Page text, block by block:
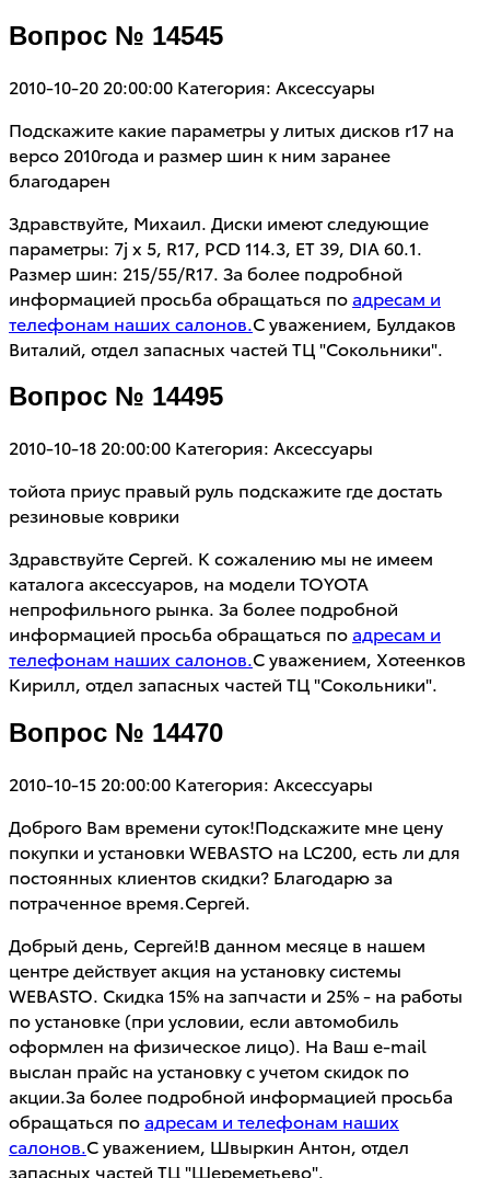
Вопрос № 14545
2010-10-20 20:00:00 Категория: Аксессуары
Подскажите какие параметры у литых дисков r17 на
версо 2010года и размер шин к ним заранее
благодарен
Здравствуйте, Михаил. Диски имеют следующие
параметры: 7j x 5, R17, PCD 114.3, ET 39, DIA 60.1.
Размер шин: 215/55/R17. За более подробной
информацией просьба обращаться по адресам и
телефонам наших салонов. С уважением, Булдаков
Виталий, отдел запасных частей ТЦ "Сокольники".
Вопрос № 14495
2010-10-18 20:00:00 Категория: Аксессуары
тойота приус правый руль подскажите где достать
резиновые коврики
Здравствуйте Сергей. К сожалению мы не имеем
каталога аксессуаров, на модели TOYOTA
непрофильного рынка. За более подробной
информацией просьба обращаться по адресам и
телефонам наших салонов.С уважением, Хотеенков
Кирилл, отдел запасных частей ТЦ "Сокольники".
Вопрос № 14470
2010-10-15 20:00:00 Категория: Аксессуары
Доброго Вам времени суток!Подскажите мне цену
покупки и установки WEBASTO на LC200, есть ли для
постоянных клиентов скидки? Благодарю за
потраченное время.Сергей.
Добрый день, Сергей!В данном месяце в нашем
центре действует акция на установку системы
WEBASTO. Скидка 15% на запчасти и 25% - на работы
по установке (при условии, если автомобиль
оформлен на физическое лицо). На Ваш e-mail
выслан прайс на установку с учетом скидок по
акции.За более подробной информацией просьба
обращаться по адресам и телефонам наших
салонов.С уважением, Швыркин Антон, отдел
запасных частей ТЦ "Шереметьево".